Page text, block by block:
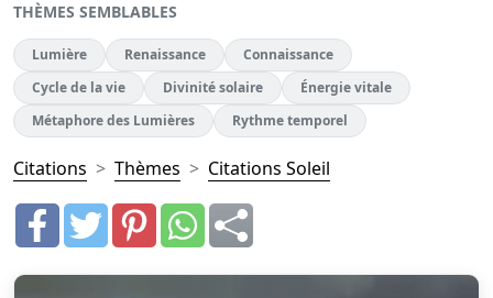
THÈMES SEMBLABLES
Lumière Renaissance
Connaissance
Cycle de la vie
Divinité solaire
Énergie vitale
Métaphore des Lumières
Rythme temporel
Citations Thèmes Citations Soleil